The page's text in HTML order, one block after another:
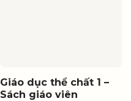
Giáo dục thể chất 1 –
Sách giáo viên